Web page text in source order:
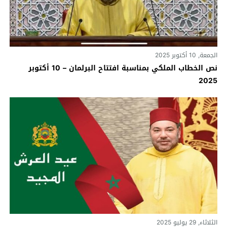
الجمعة, 10 أكتوبر 2025
نص الخطاب الملكي بمناسبة افتتاح البرلمان – 10 أكتوبر
2025
الثلاثاء, 29 يوليو 2025